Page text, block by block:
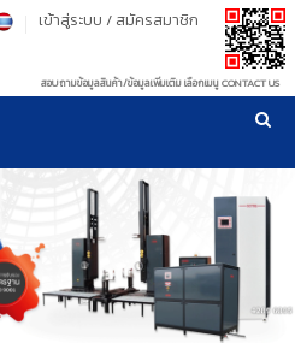
วัสดุ ! ยืน 1 เรื่องมาตรฐานการให้บริการ
เข้าสู่ระบบ / สมัครสมาชิก
สอบถามข้อมูลสินค้า/ข้อมูลเพิ่มเติม เลือกเมนู CONTACT US